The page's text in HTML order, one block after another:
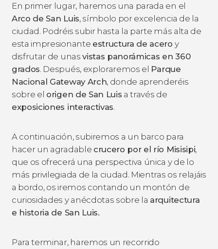
En primer lugar, haremos una parada en el
Arco de San Luis, símbolo por excelencia de la
ciudad. Podréis subir hasta la parte más alta de
esta impresionante estructura de acero y
disfrutar de unasvistas panorámicas en 360
grados. Después, exploraremos el Parque
Nacional Gateway Arch, donde aprenderéis
sobre el origen de San Luis a través de
exposiciones interactivas.
A continuación, subiremos a un barco para
hacer un agradable crucero por el río Misisipi,
que os ofrecerá una perspectiva única y de lo
más privilegiada de la ciudad. Mientras os relajáis
a bordo, os iremos contando un montón de
curiosidades y anécdotas sobre la arquitectura
e historia de San Luis.
Para terminar, haremos un recorrido